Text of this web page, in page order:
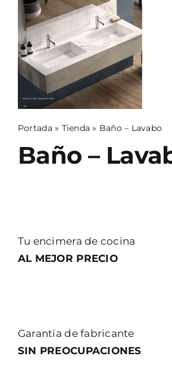
BLOG
CONTACTO
Portada » Tienda » Baño – Lavabo
Baño –
Tu encimera de cocina
AL MEJOR PRECIO
Garantía de fabricante
SIN PREOCUPACIONES